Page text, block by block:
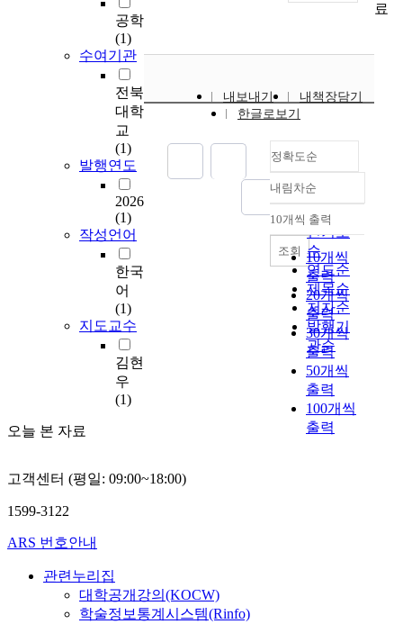
공학
(1)
수여기관
전북
대학
교
(1)
발행연도
2026
(1)
작성언어
한국
어
(1)
지도교수
김현
우
(1)
오늘 본 자료
치
군
내보내기
내책장담기
한글로보기
정확도순
정확도
순
인기도
순
연도순
제목순
저자순
발행기
관순
내림차순
내림차순
10개씩 출력
10개씩
출력
20개씩
출력
30개씩
출력
50개씩
출력
100개씩
출력
조회
료
고객센터 (평일: 09:00~18:00)
1599-3122
ARS 번호안내
관련누리집
대학공개강의(KOCW)
학술정보통계시스템(Rinfo)